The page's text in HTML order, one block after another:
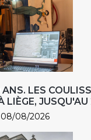
LES
LIÈGE,
08/2026